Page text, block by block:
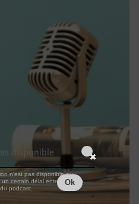
disponible
n'est pas disponible ou
certain délai entre la fin de
podcast.
Ok